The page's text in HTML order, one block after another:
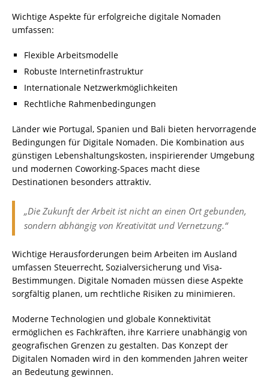
Wichtige Aspekte für erfolgreiche digitale Nomaden
umfassen:
Flexible Arbeitsmodelle
Robuste Internetinfrastruktur
Internationale Netzwerkmöglichkeiten
Rechtliche Rahmenbedingungen
Länder wie Portugal, Spanien und Bali bieten hervorragende
Bedingungen für Digitale Nomaden. Die Kombination aus
günstigen Lebenshaltungskosten, inspirierender Umgebung
und modernen Coworking-Spaces macht diese
Destinationen besonders attraktiv.
„Die Zukunft der Arbeit ist nicht an einen Ort gebunden,
sondern abhängig von Kreativität und Vernetzung.“
Wichtige Herausforderungen beim Arbeiten im Ausland
umfassen Steuerrecht, Sozialversicherung und Visa-
Bestimmungen. Digitale Nomaden müssen diese Aspekte
sorgfältig planen, um rechtliche Risiken zu minimieren.
Moderne Technologien und globale Konnektivität
ermöglichen es Fachkräften, ihre Karriere unabhängig von
geografischen Grenzen zu gestalten. Das Konzept der
Digitalen Nomaden wird in den kommenden Jahren weiter
an Bedeutung gewinnen.